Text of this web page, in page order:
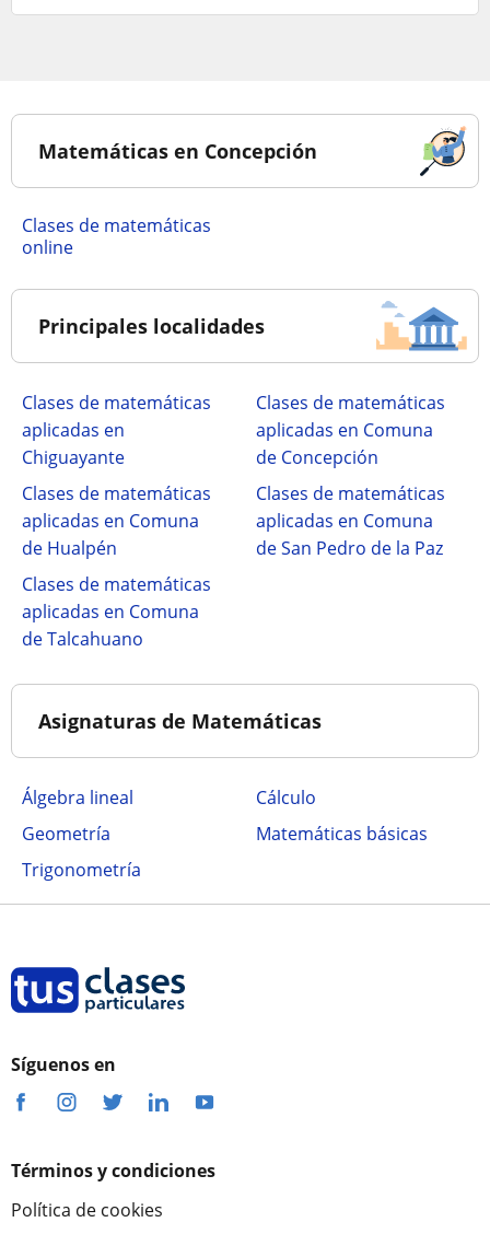
Matemáticas en Concepción
Clases de matemáticas
online
Principales localidades
Clases de matemáticas
aplicadas en
Chiguayante
Clases de matemáticas
aplicadas en Comuna
de Concepción
Clases de matemáticas
aplicadas en Comuna
de Hualpén
Clases de matemáticas
aplicadas en Comuna
de San Pedro de la Paz
Clases de matemáticas
aplicadas en Comuna
de Talcahuano
Asignaturas de Matemáticas
Álgebra lineal
Cálculo
Geometría
Matemáticas básicas
Trigonometría
Síguenos en
Términos y condiciones
Política de cookies